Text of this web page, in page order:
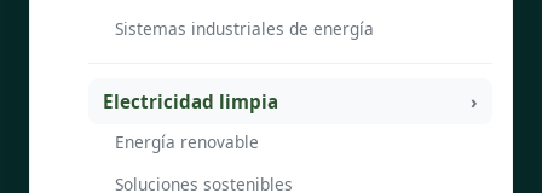
Sistemas industriales de energía
Electricidad limpia
Energía renovable
Soluciones sostenibles